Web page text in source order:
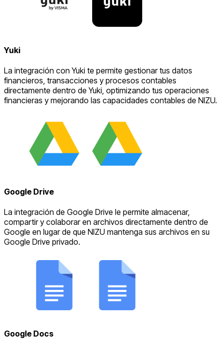
Yuki
La integración con Yuki te permite gestionar tus datos
financieros, transacciones y procesos contables
directamente dentro de Yuki, optimizando tus operaciones
financieras y mejorando las capacidades contables de NIZU.
Google Drive
La integración de Google Drive le permite almacenar,
compartir y colaborar en archivos directamente dentro de
Google en lugar de que NIZU mantenga sus archivos en su
Google Drive privado.
Google Docs